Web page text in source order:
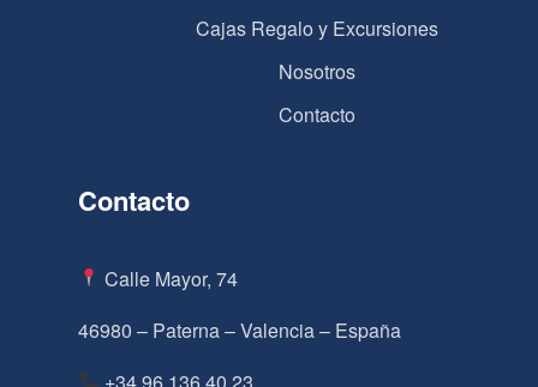
Cajas Regalo y Excursiones
Nosotros
Contacto
Contacto
Calle Mayor, 74
46980 – Paterna – Valencia – España
+34 96 136 40 23